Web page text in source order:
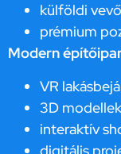
külföldi
prémium
Modern
VR
3D modellek
interaktív
digitális